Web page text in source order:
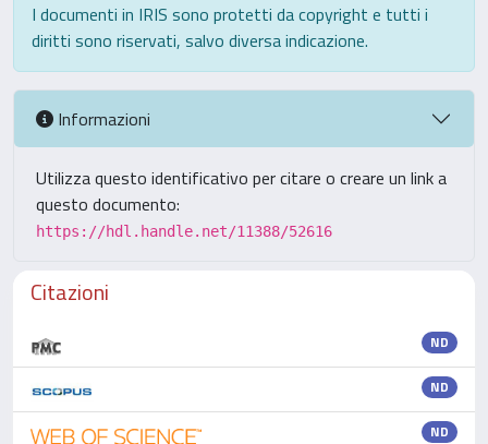
I documenti in IRIS sono protetti da copyright e tutti i
diritti sono riservati, salvo diversa indicazione.
Informazioni
Utilizza questo identificativo per citare o creare un link a
questo documento:
https://hdl.handle.net/11388/52616
Citazioni
ND
ND
ND